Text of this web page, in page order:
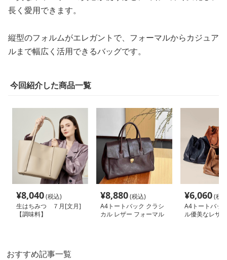
長く愛用できます。
縦型のフォルムがエレガントで、フォーマルからカジュア
ルまで幅広く活用できるバッグです。
今回紹介した商品一覧
¥8,040(税込)
生はちみつ ７月[文月]
【調味料】
¥8,880(税込)
A4トートバック クラシ
カル レザー フォーマル
¥6,060(税
A4トートバッ
ル優美なレザ
おすすめ記事一覧